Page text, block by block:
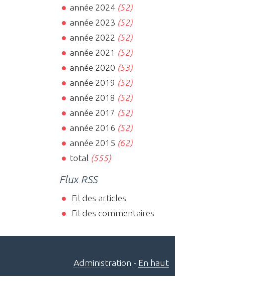
année 2024(52)
année 2023 (52)
année 2022 (52)
année 2021 (52)
année 2020 (53)
année 2019 (52)
année 2018 (52)
année 2017 (52)
année 2016 (52)
année 2015 (62)
total (555)
Flux RSS
Fil des articles
Fil des commentaires
Administration - En haut